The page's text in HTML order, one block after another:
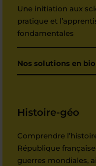
Une initiation aux
pratique et
fondamentales
Nos solutions en
Histoire-géo
Comprendre
République
guerres mondiales,